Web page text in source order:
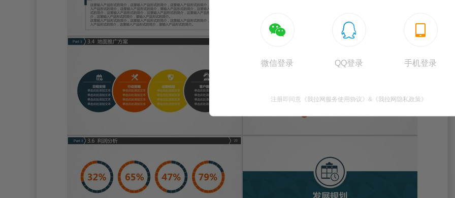

微信登录

QQ登录

手机登录
注册即同意 《我拉网服务使用协议》 & 《我拉网隐私政策》